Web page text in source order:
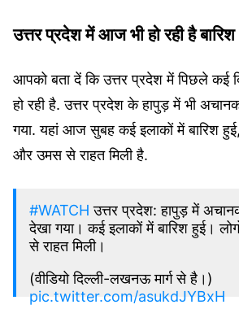
उत्तर प्रदेश में आज भी हो रही है बारिश
आपको बता दें कि उत्तर प्रदेश में पिछले कई
हो रही है. उत्तर प्रदेश के हापुड़ में भी
गया. यहां आज सुबह कई इलाकों में बारिश
और उमस से राहत मिली है.
#WATCH उत्तर प्रदेश: हापुड़ में
देखा गया। कई इलाकों में बारिश हुई।
से राहत मिली।
(वीडियो दिल्ली-लखनऊ मार्ग से है।)
pic.twitter.com/asukdJYBxH